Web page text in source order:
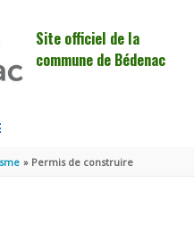
Site officiel de la
commune de Bédenac
Permis de construire